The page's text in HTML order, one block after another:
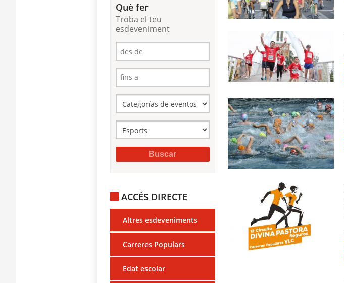
Què fer
Troba el teu
esdeveniment
ACCÉS DIRECTE
Altres esdeveniments
Carreres Populars
Edat escolar